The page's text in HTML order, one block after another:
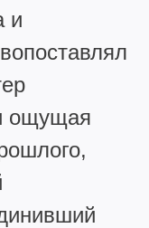
и
ощущая